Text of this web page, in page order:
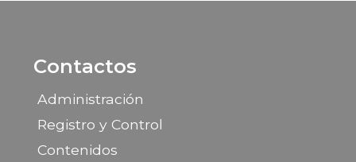
Contactos
Administración
Registro y Control
Contenidos